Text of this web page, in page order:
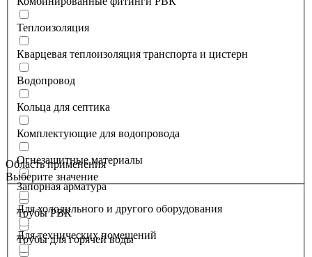
Теплоизоляция
Кварцевая теплоизоляция транспорта и цистерн
Водопровод
Кольца для септика
Комплектующие для водопровода
Огнезащитные материалы
Запорная арматура
Трубы РВК
Трубы для горячей воды
Область применения
Выберите значение
Для холодильного и другого оборудования
Для технических помещений